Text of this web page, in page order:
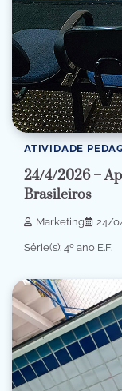
ATIVIDADE
24/4/2026 –
Brasileiros
Marketing 24/
Série(s): 4º ano E.F.